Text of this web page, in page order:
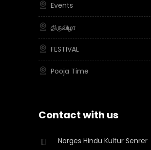
Events
திருவிழா
FESTIVAL
Pooja Time
Contact with us
Norges Hindu Kultur Senrer